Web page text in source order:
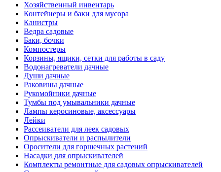
Хозяйственный инвентарь
Контейнеры и баки для мусора
Канистры
Ведра садовые
Баки, бочки
Компостеры
Корзины, ящики, сетки для работы в саду
Водонагреватели дачные
Души дачные
Раковины дачные
Рукомойники дачные
Тумбы под умывальники дачные
Лампы керосиновые, аксессуары
Лейки
Рассеиватели для леек садовых
Опрыскиватели и распылители
Оросители для горшечных растений
Насадки для опрыскивателей
Комплекты ремонтные для садовых опрыскивателей